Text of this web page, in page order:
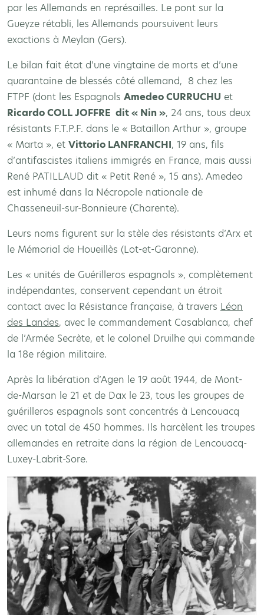
par les Allemands en représailles. Le pont sur la
Gueyze rétabli, les Allemands poursuivent leurs
exactions à Meylan (Gers).
Le bilan fait état d’une vingtaine de morts et d’une
quarantaine de blessés côté allemand, 8 chez les
FTPF (dont les Espagnols Amedeo CURRUCHU et
Ricardo COLL JOFFRE dit « Nin », 24 ans, tous deux
résistants F.T.P.F. dans le « Bataillon Arthur », groupe
« Marta », et Vittorio LANFRANCHI, 19 ans, fils
d’antifascistes italiens immigrés en France, mais aussi
René PATILLAUD dit « Petit René », 15 ans). Amedeo
est inhumé dans la Nécropole nationale de
Chasseneuil-sur-Bonnieure (Charente).
Leurs noms figurent sur la stèle des résistants d’Arx et
le Mémorial de Houeillès (Lot-et-Garonne).
Les « unités de Guérilleros espagnols », complètement
indépendantes, conservent cependant un étroit
contact avec la Résistance française, à travers Léon
des Landes, avec le commandement Casablanca, chef
de l’Armée Secrète, et le colonel Druilhe qui commande
la 18e région militaire.
Après la libération d’Agen le 19 août 1944, de Mont-
de-Marsan le 21 et de Dax le 23, tous les groupes de
guérilleros espagnols sont concentrés à Lencouacq
avec un total de 450 hommes. Ils harcèlent les troupes
allemandes en retraite dans la région de Lencouacq-
Luxey-Labrit-Sore.